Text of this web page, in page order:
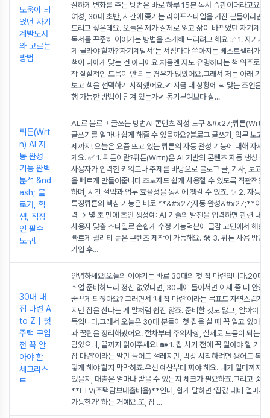
도움이 되
었던 자기
계발도서
와 고르는
방법
실하게 변화를 주는 방법은 바로 하루 15분 독서 습관이더라고요.특
여성, 30대 초반, 시간에 쫓기는 라이프스타일을 가진 분들이라면
드리고 싶은데요. 오늘은 제가 실제로 읽고 삶이 바뀌었던 자기계발
독서를 꾸준히 이어가는 방법을 소개해 드리려고 해요 ✅ 1. 자기계
게 골라야 할까?‘자기계발서’는 서점마다 쏟아지는 베스트셀러가
책이 나에게 맞는 건 아니에요.처음엔 저도 유명하다는 책 위주로
작 실질적인 도움이 안 되는 경우가 많았어요.그래서 저는 아래 기
보고 책을 선택하기 시작했어요.✔ 지금 내 상황에 딱 맞는 조언을
행 가능한 방법이 담겨 있는가✔ 동기부여보다 실 ...
뤼튼(Wrt
n) AI 자
동 완성
기능 완벽
분석 &nd
ash; 블
로거, 학
생, 직장
인 필수
도구!
AL로 블로그 글쓰는 방법AI 콘텐츠 작성 도구 &#x27;뤼튼
글쓰기를 얼마나 쉽게 해줄 수 있을까요?블로그 글쓰기, 업무 보고
제까지! 오늘은 요즘 뜨고 있는 뤼튼의 자동 완성 기능에 대해 자세
게요. ✅ 1. 뤼튼이란?뤼튼(Wrtn)은 AI 기반의 콘텐츠 자동 생성 플
사용자가 입력한 키워드나 주제를 바탕으로 블로그 글, 기사, 보고
을 빠르게 만들어줍니다.초보자도 쉽게 사용할 수 있도록 직관적인
하며, 시간 절약과 업무 효율성을 동시에 챙길 수 있죠. ✨ 2. 자동
특징뤼튼의 핵심 기능은 바로 **&#x27;자동 완성&#x27;**이에
력 → 몇 초 만에 초안 생성예: AI 기술의 발전을 입력하면 관련 내용
사용자 맞춤 스타일로 손쉽게 수정 가능덕분에 글감 고민에서 해방
빠르게 퀄리티 높은 콘텐츠 제작이 가능해요. 🛠️ 3. 뤼튼 사용 방법
가입 후...
30대 내
집 마련 A
to Z｜첫
주택 구입
전 꼭 알
아야 할
체크리스
트
안녕하세요!오늘의 이야기는 바로 30대의 첫 집 마련입니다.20대
취업 준비하느라 정신 없었다면, 30대에 들어서면 이제 좀 더 안정
꿈꾸게 되잖아요? 그러면서 ‘내 집 마련’이라는 목표도 자연스럽게
지만 집을 산다는 게 말처럼 쉽진 않죠. 준비할 것도 많고, 알아야 할
득입니다.그래서 오늘은 30대 분들이 첫 집을 살 때 꼭 알고 있어야
과 꿀팁을 정리해봤어요. 절차부터 주의사항, 실제로 도움이 되는
담았으니, 끝까지 읽어주세요! 🏡 1. 집 사기 전에 꼭 알아야 할 기본
집 마련’이라는 말만 들어도 설레지만, 막상 시작하려면 용어도 복
떻게 해야 할지 막막하죠.우선 예산부터 짜야 해요. 내가 얼마까지
있을지, 대출은 얼마나 받을 수 있는지 체크가 필요하죠.그리고 중요
**LTV(주택담보대출비율)**인데, 쉽게 말하면 ‘집값 대비 얼마까
가능한가’ 하는 거예요.또, 집 ...